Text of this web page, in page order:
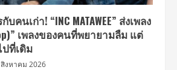
คนเก่า! “INC MATAWEE” ส่งเพลง
เพลงของคนที่พยายามลืม แต่
ที่เดิม
งหาคม 2026